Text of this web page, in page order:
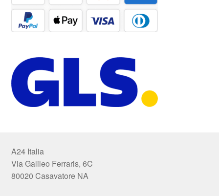
A24 Italia
Via Galileo Ferraris, 6C
80020 Casavatore NA